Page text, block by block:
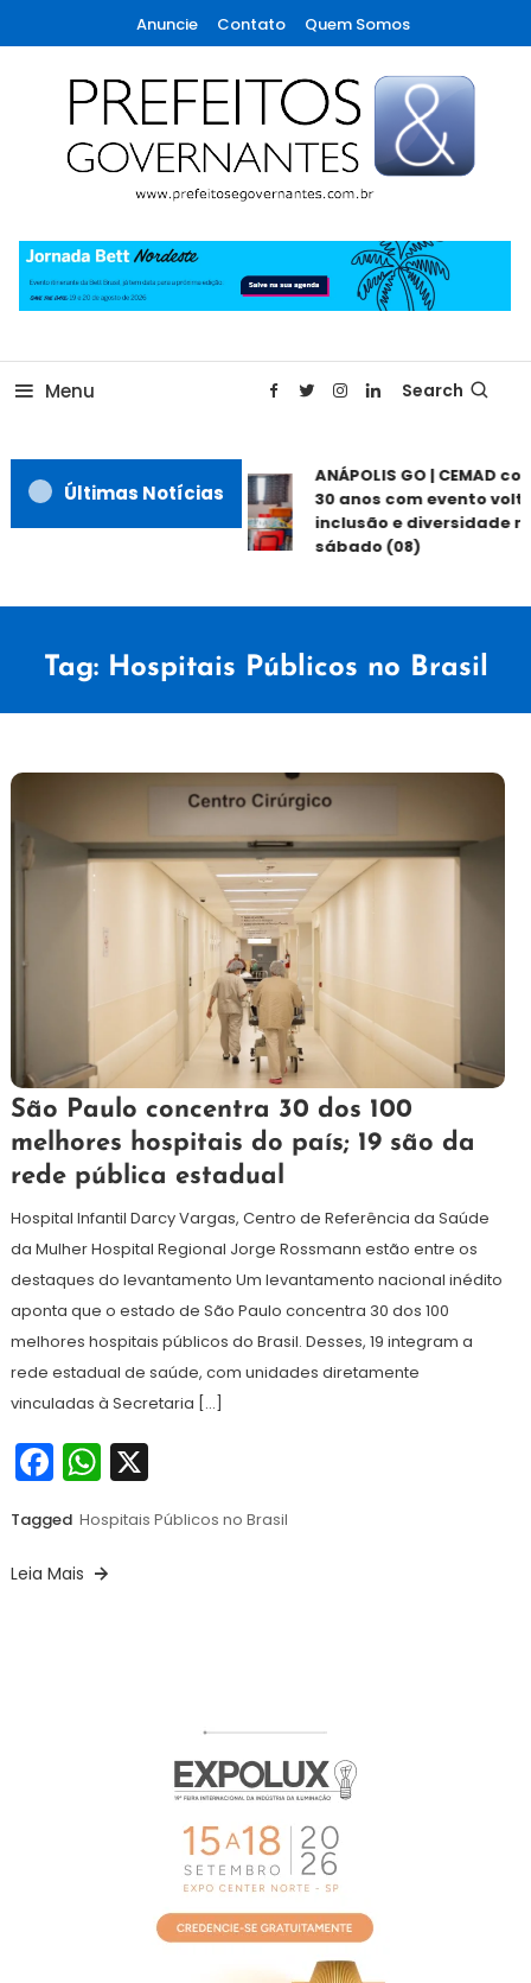
To
Content
Anuncie Contato Quem Somos
Prefeitos & Governantes
Menu Search
Últimas Notícias
ANÁPOLIS GO | CEMAD
30 anos com evento
inclusão e diversidade
sábado (08)
Tag: Hospitais Públicos no Brasil
8
de
janeiro
de
Maurilio
São Paulo concentra 30 dos 100
melhores hospitais do país; 19 são da
rede pública estadual
Hospital Infantil Darcy Vargas, Centro de Referência da Saúde
da Mulher Hospital Regional Jorge Rossmann estão entre os
destaques do levantamento Um levantamento nacional inédito
aponta que o estado de São Paulo concentra 30 dos 100
melhores hospitais públicos do Brasil. Desses, 19 integram a
rede estadual de saúde, com unidades diretamente
vinculadas à Secretaria […]
Facebook
WhatsApp
X
Tagged Hospitais Públicos no Brasil
Leia Mais